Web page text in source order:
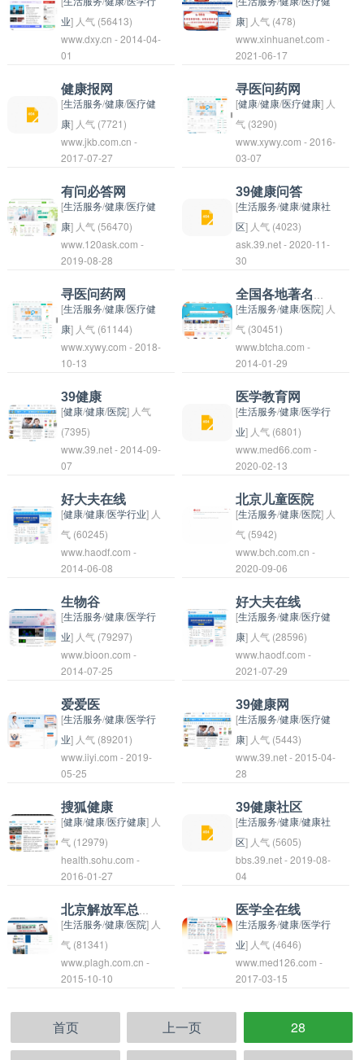
医院 - 深圳市妇幼保健
院 - 深圳市口腔医院 -
深圳市中西医结合医院
为示例，实际地区医院
情况可能有所变化。
医学知识的普及和传
播。
最新的医学知识和信
息，找到适合自己的医
疗服务和解决方案。
知识和资讯，帮助用户
了解和管理自己的健
康。
心120平台提交投诉，
得到专业的帮助和解决
方案，保障自己的消费
权益。如果有任何问题
或投诉，可以联系放心
120平台寻求帮助。
以在该平台上查找各种
中药材的信息，了解其
功效、用法等相关知
识，并进行在线购买。
平台致力于推广传统中
药文化，提供优质的中
药材产品，让更多人能
够方便地获取到高质量
的中药材产品。
业] 人气 (56413)
丁香园是一个中国在线
医疗保健平台，提供医
疗信息、健康咨询、在
线问诊等服务。用户可
以在平台上查找医疗相
关信息，咨询医生并进
行在线问诊。丁香园致
力于提供便捷、专业的
医疗服务，帮助用户更
好地了解和管理自己的
健康。
www.dxy.cn - 2014-04-
01
康] 人气 (478)
新华网健康是一个专注
于健康领域的新闻和资
讯平台，致力于为大众
提供权威可靠的健康信
息。该平台报道健康领
域的最新科研成果、医
疗技术以及健康生活方
式等内容，以帮助人们
更好地了解和管理自身
健康。通过新华网健
康，读者可以获取到全
面的健康指导和建议，
促进自身健康的提升和
维护。
www.xinhuanet.com -
2021-06-17
健康报网
[生活服务/健康/医疗健
康] 人气 (7721)
健康报网是一个专注于
健康领域的在线新闻平
台，提供最新的健康资
讯、健康科普文章和健
康生活指导。用户可以
在网站上找到关于健康
饮食、运动锻炼、疾病
防治等方面的信息，帮
助大家更好地了解健康
知识，提高生活质量。
www.jkb.com.cn -
2017-07-27
寻医问药网
[健康/健康/医疗健康] 人
气 (3290)
寻医问药网是一个提供
医疗健康资讯、在线咨
询和预约挂号服务的医
疗网站。用户可以在网
站上搜索医生、医院，
获取健康相关知识，进
行在线医生咨询和预约
挂号等服务。通过该网
站，用户可以方便快捷
地获取医疗服务和信
息，提高就医效率和就
医体验。
www.xywy.com - 2016-
03-07
有问必答网
[生活服务/健康/医疗健
康] 人气 (56470)
有问必答网可能是一个
问答类网站，用户可以
在这个网站上提出问
题，然后其他用户或者
专家会给出答案。这类
网站通常可以帮助人们
解决问题，获取信息或
者建立知识分享的平
台。
www.120ask.com -
2019-08-28
39健康问答
[生活服务/健康/健康社
区] 人气 (4023)
39健康问答是一本专门
针对健康问题的书籍或
杂志。它提供有关健
康、医学和生活方式的
信息，帮助读者解决他
们可能遇到的健康问
题。通常包含医生和专
家回答读者的健康问
题，提供健康建议和指
导。
ask.39.net - 2020-11-
30
寻医问药网
[生活服务/健康/医疗健
康] 人气 (61144)
www.xywy.com - 2018-
10-13
[生活服务/健康/医院] 人
气 (30451)
www.btcha.com -
2014-01-29
39健康
[健康/健康/医院] 人气
(7395)
39健康是一家知名的健
康资讯平台，提供最新
的健康科普、医疗资
讯、健康管理等内容，
致力于帮助用户保持身
体健康、增进生活质
量。它还拥有在线医疗
咨询服务和健康管理工
具，为用户提供更全面
的健康服务。
www.39.net - 2014-09-
07
医学教育网
[生活服务/健康/医学行
业] 人气 (6801)
医学教育网是一个提供
医学相关教育信息和资
源的网站。它可能包括
医学院的招生信息、课
程设置、医学研究成果
等内容，旨在帮助医学
生和从业者获取最新的
医学知识和信息。该网
站可能还提供在线课
程、讲座、论坛等服
务，以促进医学教育和
交流。
www.med66.com -
2020-02-13
好大夫在线
[健康/健康/医学行业] 人
气 (60245)
好大夫在线是一家专业
的在线医疗服务平台，
为用户提供医生在线问
诊、预约挂号、专家咨
询等服务。用户可以通
过该平台随时随地在线
咨询医生，获取专业的
医疗建议和指导。平台
聚集了众多优质的医生
资源，为用户提供全方
位的健康服务。
www.haodf.com -
2014-06-08
北京儿童医院
[生活服务/健康/医院] 人
气 (5942)
北京儿童医院是一家专
门为儿童提供医疗服务
的医院，致力于保障儿
童健康。该医院拥有一
支经验丰富的医疗团
队，提供全面的儿科医
疗服务，包括儿科内
科、外科、骨科、神经
科等专业领域。同时，
北京儿童医院设施齐
全，环境优雅，以及配
备先进的医疗设备，为
患儿提供优质的治疗和
护理。
www.bch.com.cn -
2020-09-06
生物谷
[生活服务/健康/医学行
业] 人气 (79297)
生物谷这个词可能指的
是一个以生物学和生物
科学为主题的地方，可
能是一个生物研究机
构、生物实验室或生物
科技公司的名称。也可
能指一个虚构的地方，
类似于生态乐园，用来
描述一个充满各种生物
多样性的自然环境。需
要根据上下文来确定具
体指代的含义。
www.bioon.com -
2014-07-25
好大夫在线
[生活服务/健康/医疗健
康] 人气 (28596)
好大夫在线是中国一家
互联网医疗平台，提供
在线医生问诊、预约挂
号、健康咨询等服务。
用户可以通过该平台寻
找合适的医生、获取医
疗咨询及诊疗服务。该
平台聚集了众多名医专
家，为用户提供优质的
医疗服务。
www.haodf.com -
2021-07-29
爱爱医
[生活服务/健康/医学行
业] 人气 (89201)
爱爱医并不是一个常见
的词语，可能是一个新
名词或者创意品牌。根
据常规理解，爱爱医可
能是指专门关于爱情和
性健康方面的医疗服务
或者信息平台。
www.iiyi.com - 2019-
05-25
39健康网
[生活服务/健康/医疗健
康] 人气 (5443)
39健康网是一个中国的
健康资讯网站，提供各
种健康相关的信息、疾
病预防和治疗方案等内
容。网站致力于为大众
提供权威、可靠的健康
知识，帮助人们更好地
了解和维护自己的健
康。该网站涵盖了各个
年龄段及各种疾病类型
的健康资讯，包括生活
方式、饮食营养、健身
可以通过39健康网获取
最新的健康信息，学习
www.39.net - 2015-04-
28
搜狐健康
[健康/健康/医疗健康] 人
气 (12979)
搜狐健康是中国一家以
健康领域为主题的专业
健康门户网站。该网站
提供健康资讯、健康知
识、健康咨询等服务，
旨在帮助用户更好地了
解健康知识，提升健康
式。搜狐健康致力于传
播科学、健康、有益的
health.sohu.com -
2016-01-27
39健康社区
[生活服务/健康/健康社
区] 人气 (5605)
bbs.39.net - 2019-08-
04
[生活服务/健康/医院] 人
气 (81341)
北京解放军总医院，全
称为中国人民解放军总
性三级甲等军队医院，
位于中国北京市。该医
www.plagh.com.cn -
2015-10-10
医学全在线
[生活服务/健康/医学行
业] 人气 (4646)
医学全在线 可能指的是
通过互联网或数字平台
疗或知识的服务。这种
形式的医疗服务可以让
www.med126.com -
2017-03-15
首页 上一页 28